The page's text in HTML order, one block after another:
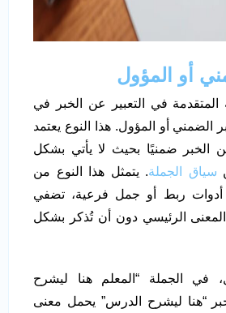
المتقدمة في التعبير عن الخبر في
الضمني أو المؤول. هذا النوع يعتمد
الخبر ضمنيًا بحيث لا يأتي بشكل
سياق الجملة. يتمثل هذا النوع من
أدوات ربط أو جمل فرعية، تضفي
الرئيسي دون أن تُذكر بشكل
في الجملة “المعلم هنا ليشرح
“هنا ليشرح الدرس” يحمل معنى